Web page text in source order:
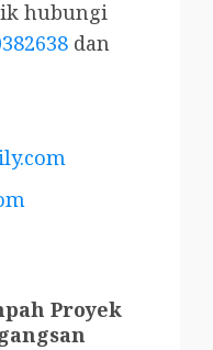
hubungi
dan
Proyek